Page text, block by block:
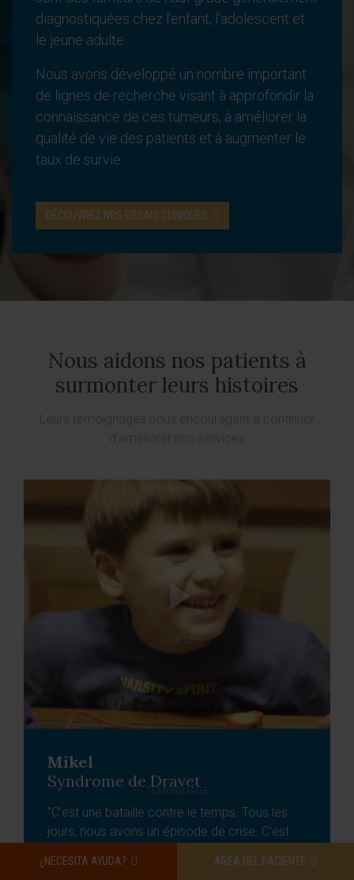
diagnostiquées chez l’enfant, l’adolescent et
le jeune adulte.
Nous avons développé un nombre important
de lignes de recherche visant à approfondir la
connaissance de ces tumeurs, à améliorer la
qualité de vie des patients et à augmenter le
taux de survie.
DÉCOUVREZ NOS ESSAIS CLINIQUES
Nous aidons nos patients à
surmonter leurs histoires
Mikel
Syndrome de Dravet
"C’est une bataille contre le temps. Tous les
jours, nous avons un épisode de crise. C’est
VOIR LE
TÉMOIGNAGE
¿NECESITA AYUDA? ÁREA DEL PACIENTE